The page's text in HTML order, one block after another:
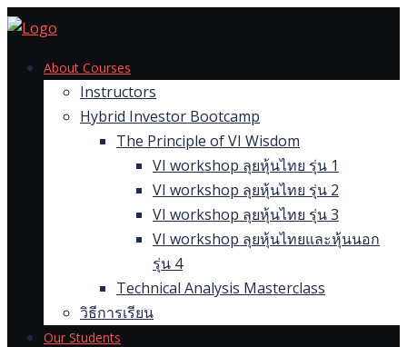
Skip
contentAbout Courses
Instructors
Hybrid Investor Bootcamp
The Principle of VI Wisdom
VI workshop ลุยหุ้นไทย รุ่น 1
VI workshop ลุยหุ้นไทย รุ่น 2
VI workshop ลุยหุ้นไทย รุ่น 3
VI workshop ลุยหุ้นไทยและหุ้นนอก
รุ่น 4
Technical Analysis Masterclass
วิธีการเรียน
Our Students